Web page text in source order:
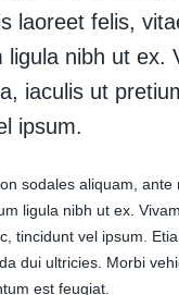
laoreet felis,
ligula nibh ut ex.
iaculis ut
ipsum.
sodales aliquam, ante
ligula nibh ut ex.
tincidunt vel ipsum.
dui ultricies. Morbi
est feugiat.